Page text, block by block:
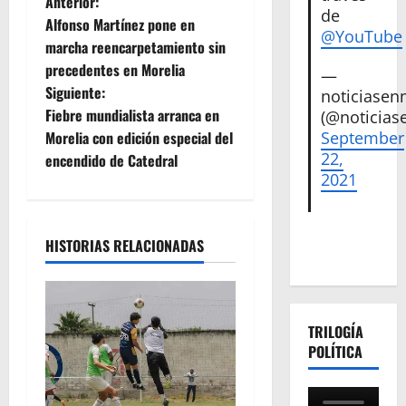
N
a
v
e
g
c
i
ó
n
d
Alfonso Martínez pone en
marcha reencarpetamiento sin
precedentes en Morelia
Siguiente:
Fiebre mundialista arranca en
Morelia con edición especial del
encendido de Catedral
HISTORIAS RELACIONADAS
de
@YouTube
—
September
22,
2021
TRILOGÍA
POLÍTICA